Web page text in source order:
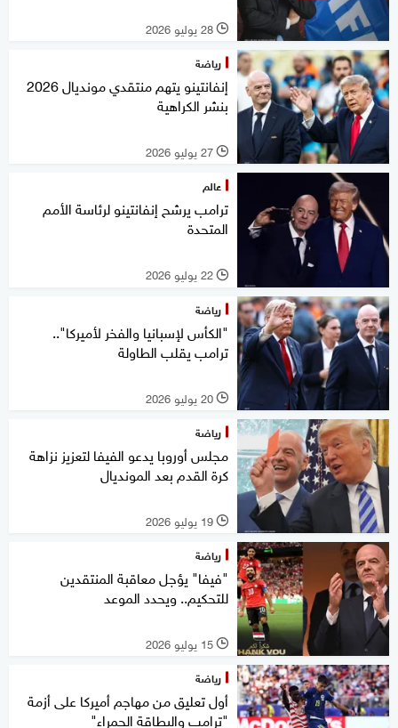
l 28 يوليو 2026
رياضة
إنفانتينو يتهم منتقدي مونديال 2026
بنشر الكراهية
l 27 يوليو 2026
عالم
ترامب يرشح إنفانتينو لرئاسة الأمم
المتحدة
l 22 يوليو 2026
رياضة
"الكأس لإسبانيا والفخر لأميركا"..
ترامب يقلب الطاولة
l 20 يوليو 2026
رياضة
مجلس أوروبا يدعو الفيفا لتعزيز نزاهة
كرة القدم بعد المونديال
l 19 يوليو 2026
رياضة
"فيفا" يؤجل معاقبة المنتقدين
للتحكيم.. ويحدد الموعد
l 15 يوليو 2026
رياضة
أول تعليق من مهاجم أميركا على أزمة
"ترامب والبطاقة الحمراء"